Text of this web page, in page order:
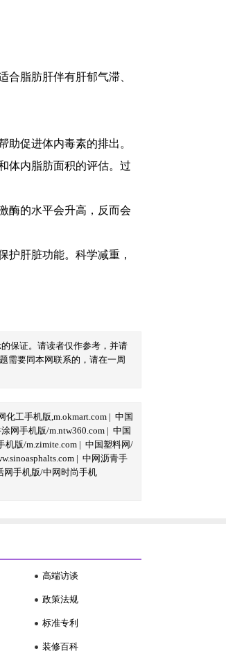
脂肪肝伴有肝郁气滞、
促进体内毒素的排出。
体内脂肪面积的评估。过
酶的水平会升高，反而会
肝脏功能。科学减重，
保证。请读者仅作参考，并请
需要同本网联系的，请在一周
化工手机版,m.okmart.com | 中国
网手机版/m.ntw360.com | 中国
机版/m.zimite.com | 中国塑料网/
| 中网沥青手
网手机版/中网时尚手机
高端访谈
政策法规
标准专利
装修百科